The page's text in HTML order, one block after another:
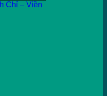
Chỉ – Viền